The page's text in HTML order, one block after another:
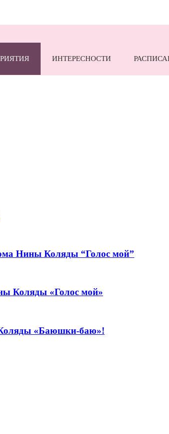
ИНТЕРЕСНОСТИ
Нины Коляды “Голос мой”
Коляды «Голос мой»
Коляды «Баюшки-баю»!